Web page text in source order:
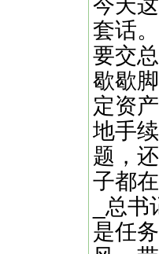
今天
套话
要交
歇歇
定资
地手
题，
子都
_总
是任